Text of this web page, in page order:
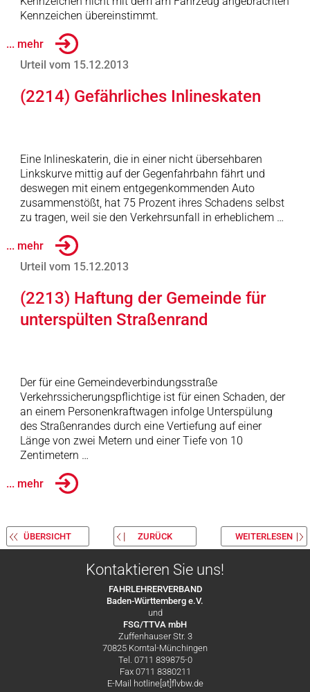
Kennzeichen übereinstimmt.
... mehr
Urteil vom 15.12.2013
(2214) Gefährliches Inlineskaten
Eine Inlineskaterin, die in einer nicht übersehbaren
Linkskurve mittig auf der Gegenfahrbahn fährt und
deswegen mit einem entgegenkommenden Auto
zusammenstößt, hat 75 Prozent ihres Schadens selbst
zu tragen, weil sie den Verkehrsunfall in erheblichem …
... mehr
Urteil vom 15.12.2013
(2213) Haftung der Gemeinde für
unterspülten Straßenrand
Der für eine Gemeindeverbindungsstraße
Verkehrssicherungspflichtige ist für einen Schaden, der
an einem Personenkraftwagen infolge Unterspülung
des Straßenrandes durch eine Vertiefung auf einer
Länge von zwei Metern und einer Tiefe von 10
Zentimetern …
... mehr
ÜBERSICHT ZURÜCK WEITERLESEN
Kontaktieren Sie uns!
FAHRLEHRERVERBAND
Baden-Württemberg e.V.
und
FSG/TTVA mbH
Zuffenhauser Str. 3
70825 Korntal-Münchingen
Tel. 0711 839875-0
Fax 0711 8380211
E-Mail hotline[at]flvbw.de